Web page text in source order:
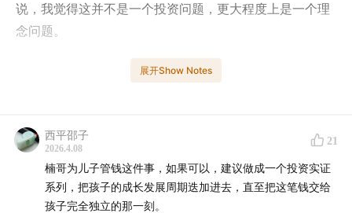
说，我觉得这并不是一个投资问题，更大程度上是一个理
念问题。
在我很小的时候，父母对钱的问题总是讳莫如深，他们总
后，阅读了很多商业著作，发现所有西方意义上的投资大
师和管理大师，往往在非常年轻的时候就被父母带入成人
的财经世界、金融世界，这帮助他们很早就意识到商业世
界和投资世界的规则，也让他们经历了更多的周期。
展开Show Notes
西平邵子
2026.4.08
21
楠哥为儿子管钱这件事，如果可以，建议做成一个投资实证
系列，把孩子的成长发展周期迭加进去，直至把这笔钱交给
孩子完全独立的那一刻。